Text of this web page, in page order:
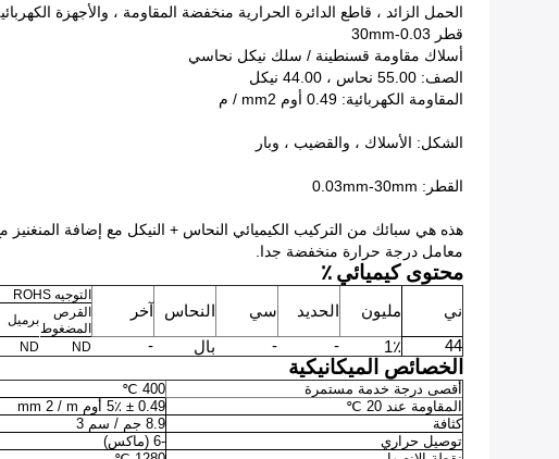
الحمل الزائد ، قاطع الدائرة الحرارية منخفضة المقاومة ، والأجهزة
قطر 0.03-30mm
أسلاك مقاومة قسنطينة / سلك نيكل نحاسي
الصف: 55.00 نحاس ، 44.00 نيكل
المقاومة الكهربائية: 0.49 أوم mm2 / م
الشكل: الأسلاك ، والقضيب ، وبار
القطر: 0.03mm-30mm
معامل درجة حرارة منخفضة جدا.
محتوى كيميائي ٪
ني مليون الحديد سي النحاس آخر
التوجيه ROHS
القرص
المضغوط
برميل
44 1٪ -
- بال -
ND
ND
الخصائص الميكانيكية
أقصى درجة خدمة مستمرة 400
℃
المقاومة عند 20
℃ 0.49 ± 5٪ أوم mm 2 / m
كثافة
8.9 جم / سم 3
توصيل حراري
-6
(ماكس)